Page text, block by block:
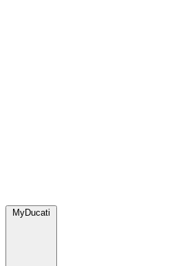
MyDucati